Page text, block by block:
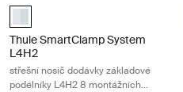
aluminium (selected)
Thule SmartClamp System
L4H2
střešní nosič dodávky základové
podélníky L4H2 8 montážních